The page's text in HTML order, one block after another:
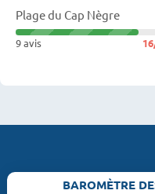
Plage du Cap Nègre
9 avis
BAROMÈTRE